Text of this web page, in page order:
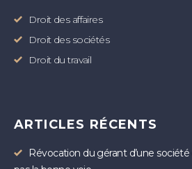
Droit des affaires
Droit des sociétés
Droit du travail
ARTICLES RÉCENTS
Révocation du gérant d’une société